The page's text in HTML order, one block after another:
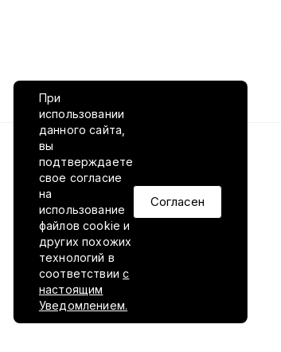
При
использовании
данного сайта,
вы
подтверждаете
свое согласие
на
использование
файлов cookie и
других похожих
технологий в
соответствиис
настоящим
Уведомлением.
Согласен
VILED в соцсетях